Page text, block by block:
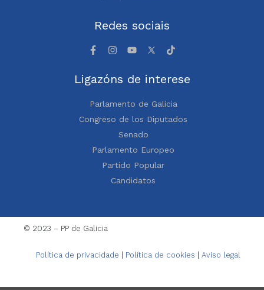
Redes sociais
Ligazóns de interese
Parlamento de Galicia
Congreso de los Diputados
Senado
Parlamento Europeo
Partido Popular
Candidatos
© 2023 – PP de Galicia
Política de privacidade Política de cookies Aviso legal